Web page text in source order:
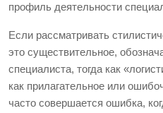
профиль деятельности
Если рассматривать
это существительное,
специалиста, тогда как
как прилагательное или
часто совершается ошибка,